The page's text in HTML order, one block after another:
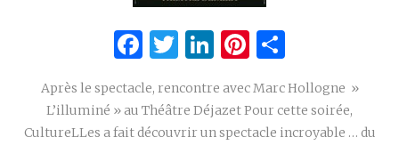
Facebook
Twitter
LinkedIn
Pinterest
Après le spectacle, rencontre avec Marc Hollogne »
L’illuminé » au Théâtre Déjazet Pour cette soirée,
CultureLLes a fait découvrir un spectacle incroyable … du